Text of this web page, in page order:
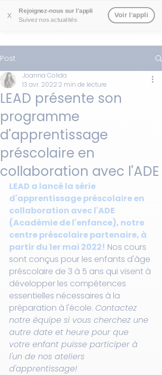
X
Rejoignez-nous sur l'appli
Suivez nos actualités
Voir l'appli
Post
LEAD présente son
programme
d'apprentissage
préscolaire en
collaboration avec l'ADE
Joanna Colida
13 avr. 2022 2 min de lecture
LEAD a lancé la série
d'apprentissage préscolaire en
collaboration avec l'ADE
(Académie de l'enfance), notre
centre préscolaire partenaire, à
partir du 1er mai 2022! Nos cours
sont conçus pour les enfants d'âge
préscolaire de 3 à 5 ans qui visent à
développer les compétences
essentielles nécessaires à la
préparation à l'école. Contactez
notre équipe si vous cherchez une
autre date et heure pour que
votre enfant puisse participer à
l'un de nos ateliers
d'apprentissage!